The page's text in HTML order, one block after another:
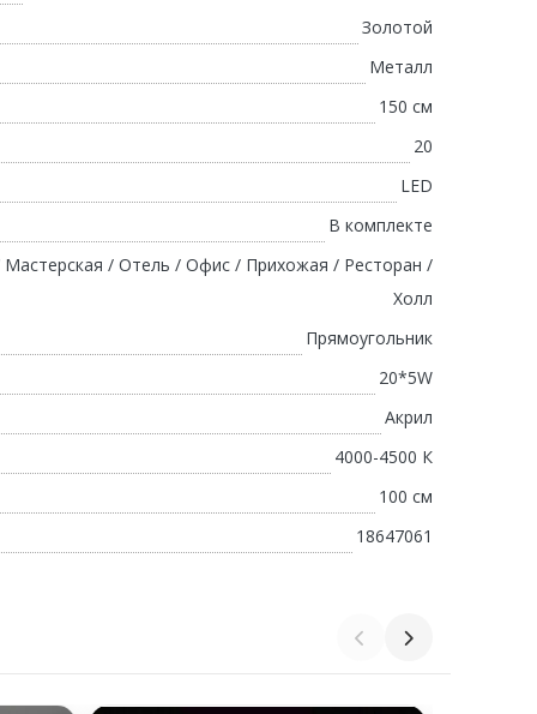
Золотой
Металл
150 см
20
LED
В комплекте
Мастерская / Отель / Офис / Прихожая / Ресторан /
Холл
Прямоугольник
20*5W
Акрил
4000-4500 К
100 см
18647061